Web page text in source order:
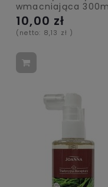
wmacniająca
10,00 zł
(netto: 8,13 zł )